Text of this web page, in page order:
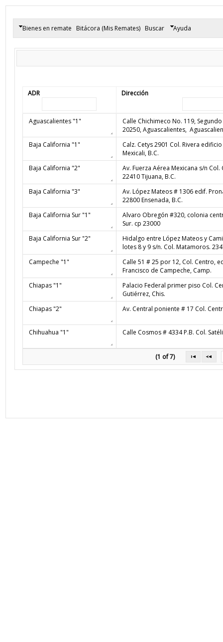
Bienes en remate Bitácora (Mis Remates) Buscar Ayuda
ADR Dirección
(1 of 7)